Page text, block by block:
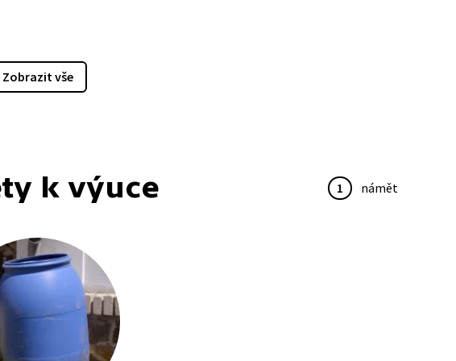
Zobrazit vše
k výuce 1 námět